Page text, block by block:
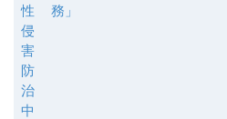
性
侵
害
防
治
中
務」